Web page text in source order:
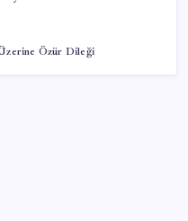
Özür Dileği